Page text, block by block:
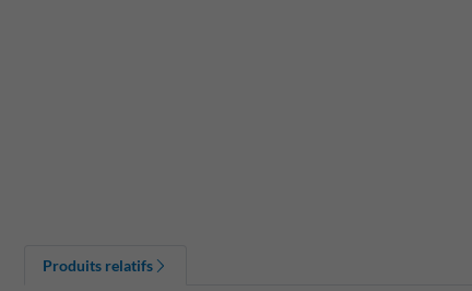
Produits relatifs